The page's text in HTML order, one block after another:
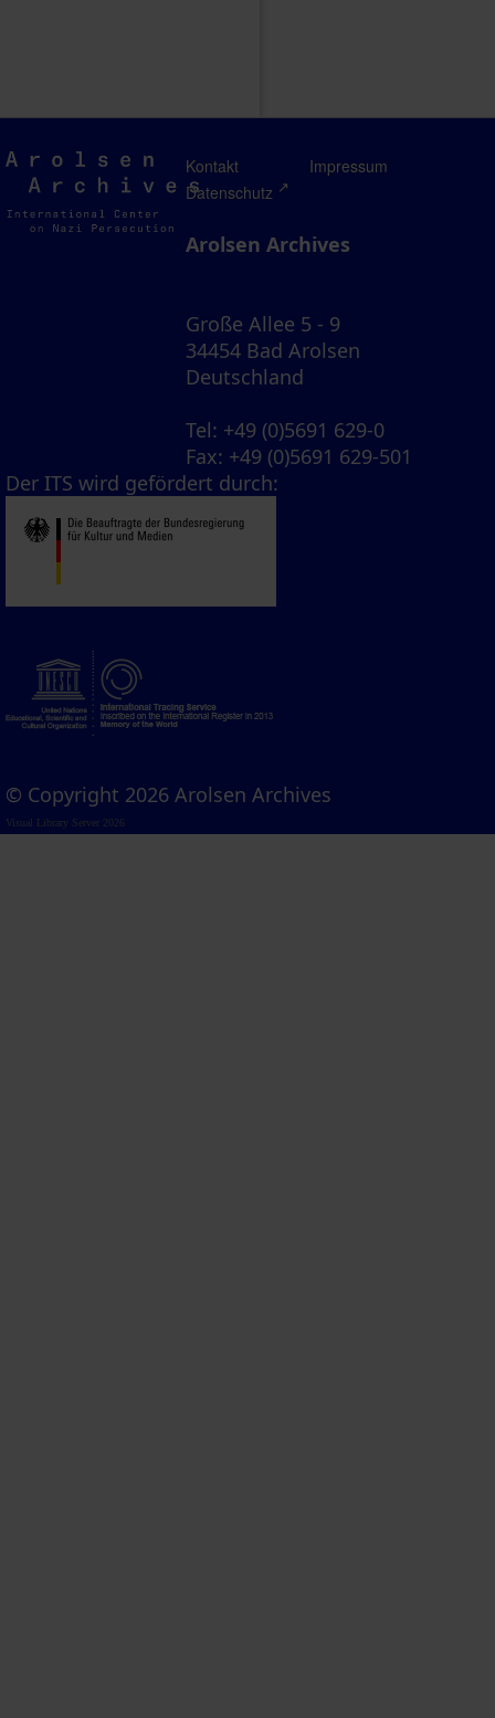
Arolsen
Archives
Kontakt
Impressum
Datenschutz
Arolsen Archives
Große Allee 5 - 9
34454 Bad Arolsen
Deutschland
Tel: +49 (0)5691 629-0
Fax: +49 (0)5691 629-501
Der ITS wird gefördert durch:
© Copyright 2026 Arolsen Archives
Visual Library Server 2026